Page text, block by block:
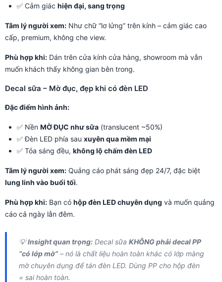
✅ Cảm giác hiện đại, sang trọng
Tâm lý người xem: Như chữ “lơ lửng” trên kính – cảm giác cao
cấp, premium, không che view.
Phù hợp khi: Dán trên cửa kính cửa hàng, showroom mà vẫn
muốn khách thấy không gian bên trong.
Decal sữa – Mờ đục, đẹp khi có đèn LED
Đặc điểm hình ảnh:
✅ Nền MỜ ĐỤC như sữa (translucent ~50%)
✅ Đèn LED phía sau xuyên qua mềm mại
✅ Tỏa sáng đều, không lộ chấm đèn LED
Tâm lý người xem: Quảng cáo phát sáng đẹp 24/7, đặc biệt
lung linh vào buổi tối.
Phù hợp khi: Bạn có hộp đèn LED chuyên dụng và muốn quảng
cáo cả ngày lẫn đêm.
💡Insight quan trọng: Decal sữa KHÔNG phải decal PP
“có lớp mờ” – nó là chất liệu hoàn toàn khác có lớp màng
mờ chuyên dụng để tán đèn LED. Dùng PP cho hộp đèn
= sai hoàn toàn.